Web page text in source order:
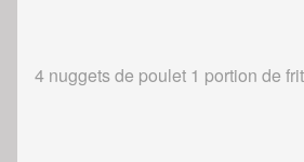
4 nuggets de poulet 1 portion de